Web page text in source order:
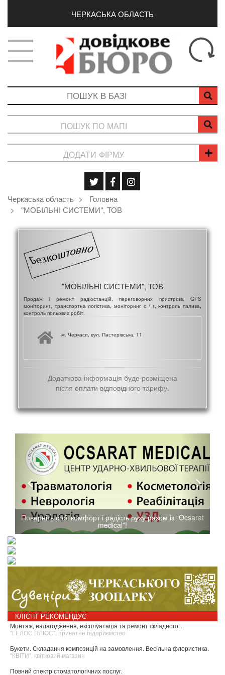
ЧЕРКАСЬКА ОБЛАСТЬ
ПОШУК ПО МАПІ
ДОДАТИ ФІРМУ
Черкаська область
Головна
"МОБІЛЬНІ СИСТЕМИ", ТОВ
"МОБІЛЬНІ СИСТЕМИ", ТОВ
Продаж і ремонт радіостанцій, переговорних пристроїв, GPS
моніторинг, транспортна логістика, моніторинг с / г, контроль палива,
контроль польових робіт.
м. Черкаси, вул. Пастерівська, 11
Додаткова інформація буде розміщена
після оплати відповідного тарифу.
Поверніть собі комфорт і радість руху разом із “Ocsarat
medical”!
КЛІЄНТ РЕКОМЕНДУЄ
Монтаж, налагодження, експлуатація та ремонт складного…
"ГЕЛОС ПЛЮС", приватне підприємство
Букети. Складання композицій на замовлення. Весільна флористика.
"КВІТИ", квітковий магазин
Повний спектр стоматологічних послуг.